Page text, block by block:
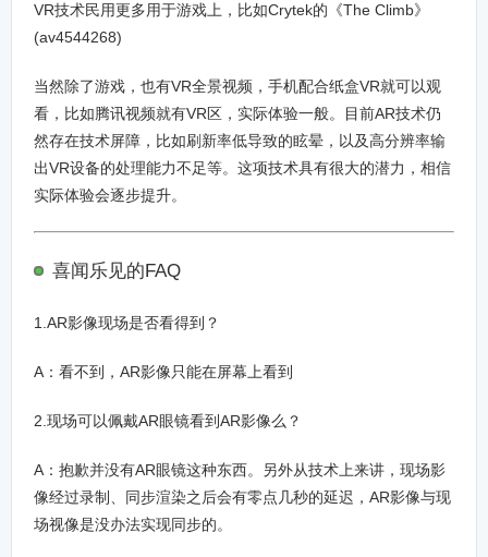
VR技术民用更多用于游戏上，比如Crytek的《The Climb》
(av4544268)
当然除了游戏，也有VR全景视频，手机配合纸盒VR就可以观
看，比如腾讯视频就有VR区，实际体验一般。目前AR技术仍
然存在技术屏障，比如刷新率低导致的眩晕，以及高分辨率输
出VR设备的处理能力不足等。这项技术具有很大的潜力，相信
实际体验会逐步提升。
喜闻乐见的FAQ
1.AR影像现场是否看得到？
A：看不到，AR影像只能在屏幕上看到
2.现场可以佩戴AR眼镜看到AR影像么？
A：抱歉并没有AR眼镜这种东西。另外从技术上来讲，现场影
像经过录制、同步渲染之后会有零点几秒的延迟，AR影像与现
场视像是没办法实现同步的。